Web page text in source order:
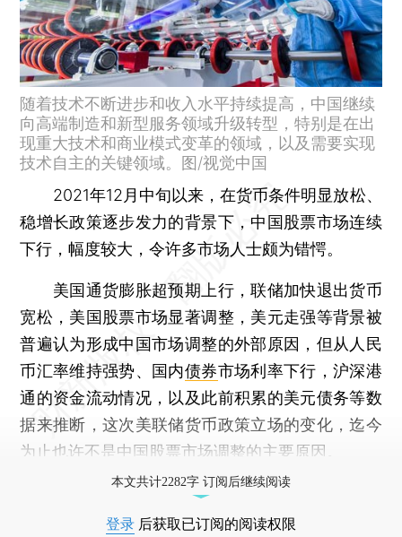
随着技术不断进步和收入水平持续提高，中国继续
向高端制造和新型服务领域升级转型，特别是在出
现重大技术和商业模式变革的领域，以及需要实现
技术自主的关键领域。图/视觉中国
2021年12月中旬以来，在货币条件明显放松、
稳增长政策逐步发力的背景下，中国股票市场连续
下行，幅度较大，令许多市场人士颇为错愕。
美国通货膨胀超预期上行，联储加快退出货币
宽松，美国股票市场显著调整，美元走强等背景被
普遍认为形成中国市场调整的外部原因，但从人民
币汇率维持强势、国内债券市场利率下行，沪深港
通的资金流动情况，以及此前积累的美元债务等数
据来推断，这次美联储货币政策立场的变化，迄今
为止也许不是中国股票市场调整的主要原因。
本文共计2282字 订阅后继续阅读
登录 后获取已订阅的阅读权限